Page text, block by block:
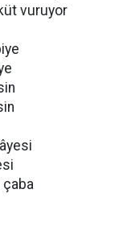
vuruyor
çaba